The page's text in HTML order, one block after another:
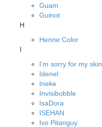
Guam
Guinot
H
Henne Color
I
I'm sorry for my skin
Idenel
Ineke
Invisibobble
IsaDora
ISEHAN
Ivo Pitanguy